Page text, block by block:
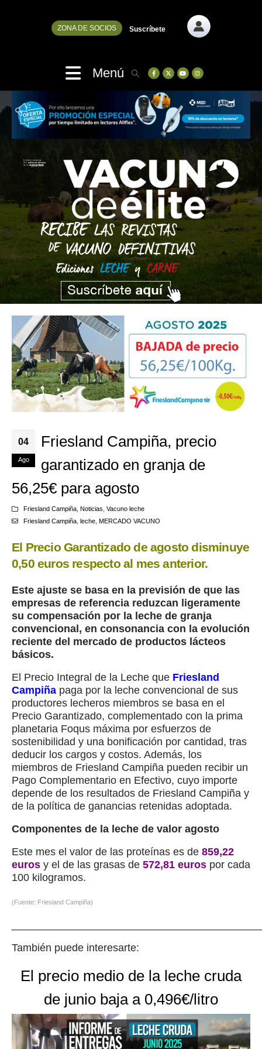
ZONA DE SOCIOS Suscríbete
Menú
04
Ago
Friesland Campiña, precio
garantizado en granja de
56,25€ para agosto
Friesland Campiña, Noticias Vacuno leche
Friesland Campiña, leche, MERCADO VACUNO
El Precio Garantizado de agosto disminuye
0,50 euros respecto al mes anterior.
Este ajuste se basa en la previsión de que las
empresas de referencia reduzcan ligeramente
su compensación por la leche de granja
convencional, en consonancia con la evolución
reciente del mercado de productos lácteos
básicos.
El Precio Integral de la Leche que Friesland
Campiña paga por la leche convencional de sus
productores lecheros miembros se basa en el
Precio Garantizado, complementado con la prima
planetaria Foqus máxima por esfuerzos de
sostenibilidad y una bonificación por cantidad, tras
deducir los cargos y costos. Además, los
miembros de Friesland Campiña pueden recibir un
Pago Complementario en Efectivo, cuyo importe
depende de los resultados de Friesland Campiña y
de la política de ganancias retenidas adoptada.
Componentes de la leche de valor agosto
Este mes el valor de las proteínas es de 859,22
euros y el de las grasas de 572,81 euros por cada
100 kilogramos.
(Fuente: Friesland Campiña)
También puede interesarte:
El precio medio de la leche cruda
de junio baja a 0,496€/litro